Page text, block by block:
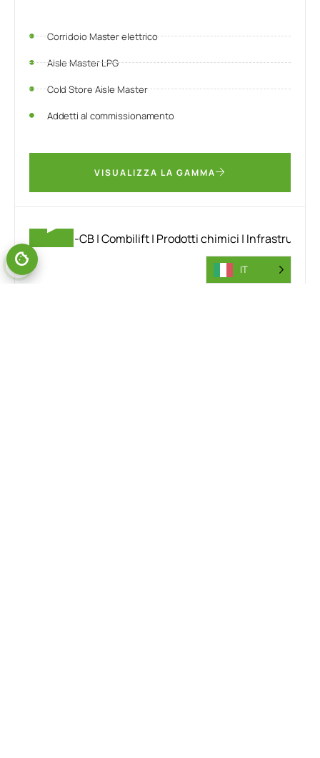
Corridoio Master elettrico
Aisle Master LPG
Cold Store Aisle Master
Addetti al commissionamento
VISUALIZZA LA GAMMA
IT